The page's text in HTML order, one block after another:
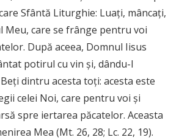
Sfântă Liturghie: Luaţi, mâncaţi,
Meu, care se frânge pentru voi
După aceea, Domnul Iisus
potirul cu vin şi, dându-l
dintru acesta toţi: acesta este
celei Noi, care pentru voi şi
spre iertarea păcatelor. Aceasta
Mea (Mt. 26, 28; Lc. 22, 19).